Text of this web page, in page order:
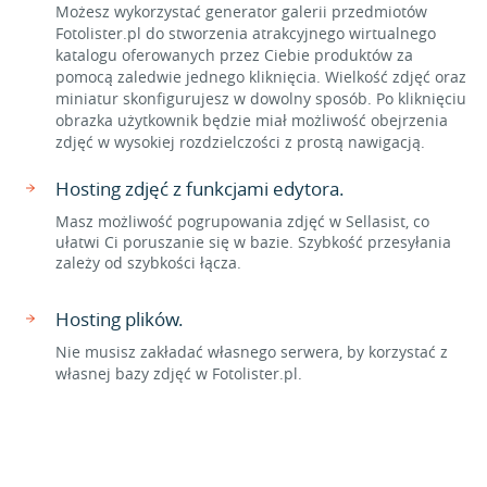
Możesz wykorzystać generator galerii przedmiotów
Fotolister.pl do stworzenia atrakcyjnego wirtualnego
katalogu oferowanych przez Ciebie produktów za
pomocą zaledwie jednego kliknięcia. Wielkość zdjęć oraz
miniatur skonfigurujesz w dowolny sposób. Po kliknięciu
obrazka użytkownik będzie miał możliwość obejrzenia
zdjęć w wysokiej rozdzielczości z prostą nawigacją.
Hosting zdjęć z funkcjami edytora.
Masz możliwość pogrupowania zdjęć w Sellasist, co
ułatwi Ci poruszanie się w bazie. Szybkość przesyłania
zależy od szybkości łącza.
Hosting plików.
Nie musisz zakładać własnego serwera, by korzystać z
własnej bazy zdjęć w Fotolister.pl.